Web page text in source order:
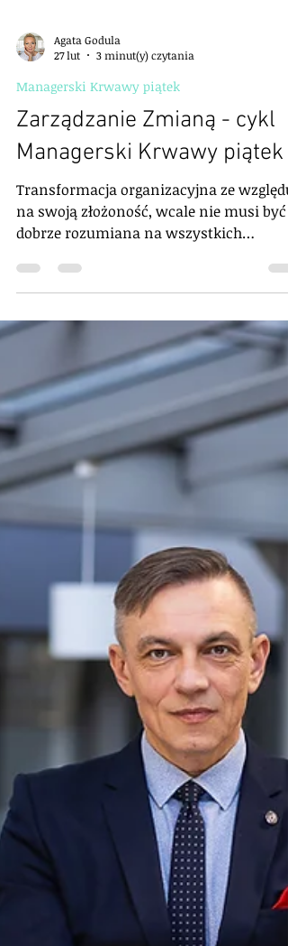
Agata Godula
27 lut
3 minut(y) czytania
Managerski Krwawy piątek
Zarządzanie Zmianą - cykl
Managerski Krwawy piątek
Transformacja organizacyjna ze względu
na swoją złożoność, wcale nie musi być
dobrze rozumiana na wszystkich
poziomach organizacji. Większość
pracowników nie potrzebuje informacji o
tym, jak będzie przebiegało wdrażanie
zmian, ale: po co? W jakim celu? Co przez
nią jako organizacja chcemy osiągnąć?